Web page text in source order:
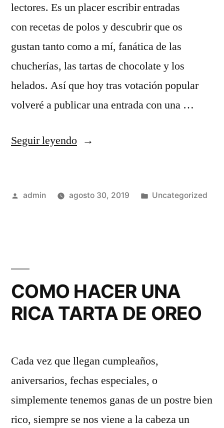
lectores. Es un placer escribir entradas
con recetas de polos y descubrir que os
gustan tanto como a mí, fanática de las
chucherías, las tartas de chocolate y los
helados. Así que hoy tras votación popular
volveré a publicar una entrada con una …
Seguir leyendo«DELICIOSO
DE
Publicado
admin agosto 30, 2019
Publicado
Uncategorized
COMO HACER UNA
RICA TARTA DE OREO
Cada vez que llegan cumpleaños,
aniversarios, fechas especiales, o
simplemente tenemos ganas de un postre bien
rico, siempre se nos viene a la cabeza un